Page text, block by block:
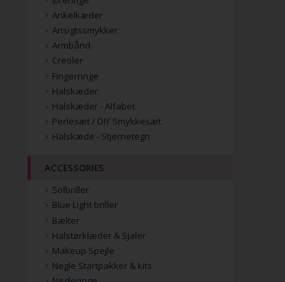
Ankelkæder
Ansigtssmykker
Armbånd
Creoler
Fingerringe
Halskæder
Halskæder - Alfabet
Perlesæt / DIY Smykkesæt
Halskæde - Stjernetegn
ACCESSORIES
Solbriller
Blue Light briller
Bælter
Halstørklæder & Sjaler
Makeup Spejle
Negle Startpakker & kits